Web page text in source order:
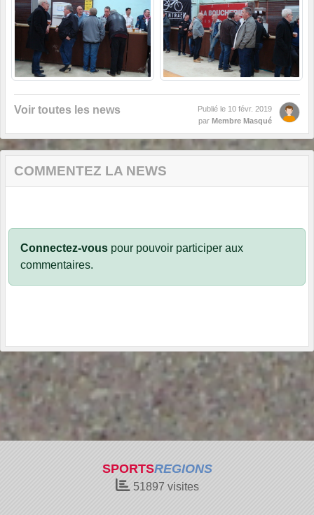
Voir toutes les news Publié le 10 févr. 2019
par Membre Masqué
COMMENTEZ LA NEWS
Connectez-vous pour pouvoir participer aux
commentaires.
SPORTSREGIONS
51897 visites